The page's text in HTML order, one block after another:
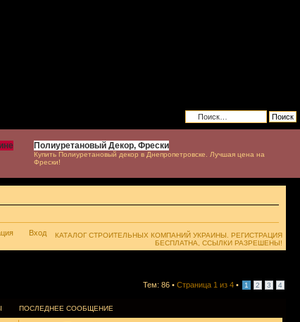
Полиуретановый Декор, Фрески
Купить Полиуретановый декор в Днепропетровске. Лучшая цена на
Фрески!
Вход
КАТАЛОГ СТРОИТЕЛЬНЫХ КОМПАНИЙ УКРАИНЫ. РЕГИСТРАЦИЯ
БЕСПЛАТНА, ССЫЛКИ РАЗРЕШЕНЫ!
Тем: 86 • Страница 1 из 4 • 1 2 3 4
ПОСЛЕДНЕЕ СООБЩЕНИЕ